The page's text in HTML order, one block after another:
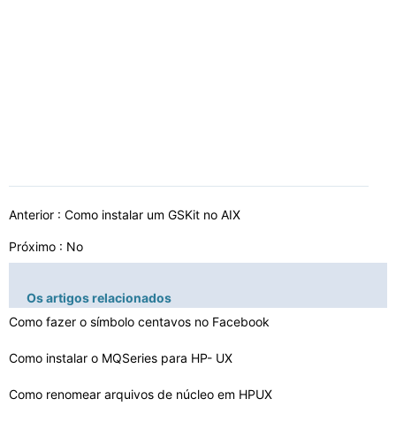
Anterior : Como instalar um GSKit no AIX
Próximo : No
Os artigos relacionados
Como fazer o símbolo centavos no Facebook
Como instalar o MQSeries para HP- UX
Como renomear arquivos de núcleo em HPUX